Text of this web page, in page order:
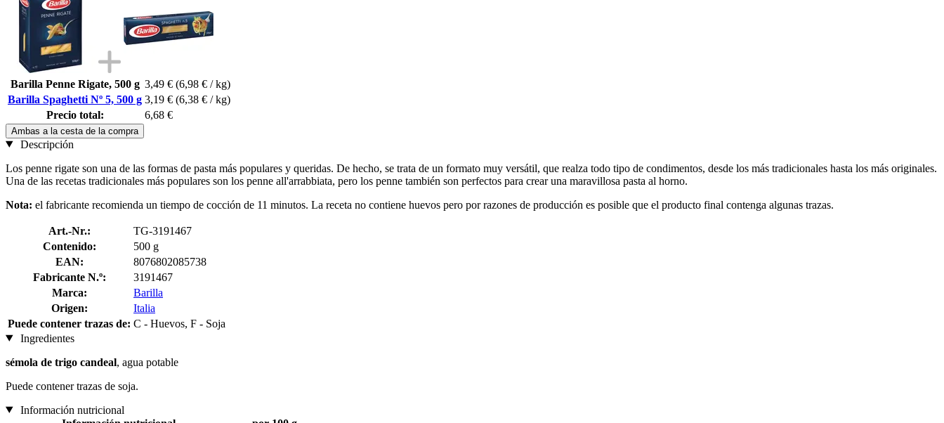
Barilla Penne Rigate, 500 g 3,49 € (6,98 € / kg)
Barilla Spaghetti Nº 5, 500 g 3,19 € (6,38 € / kg)
Precio total:
6,68 €
Ambas a la cesta de la compra
Descripción
Los penne rigate son una de las formas de pasta más populares y queridas. De hecho, se trata de un formato muy versátil, que realza todo tipo de condimentos, desde los más tradicionales hasta los más originales.
Una de las recetas tradicionales más populares son los penne all'arrabbiata, pero los penne también son perfectos para crear una maravillosa pasta al horno.
Nota: el fabricante recomienda un tiempo de cocción de 11 minutos. La receta no contiene huevos pero por razones de producción es posible que el producto final contenga algunas trazas.
Art.-Nr.:
TG-3191467
Contenido:
500 g
EAN:
8076802085738
Fabricante N.º:
3191467
Marca:
Barilla
Origen:
Italia
Puede contener trazas de: C - Huevos, F - Soja
Ingredientes
sémola de trigo candeal, agua potable
Puede contener trazas de soja.
Información nutricional